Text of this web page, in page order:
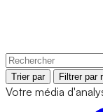
Trier par Filtrer par
Votre média